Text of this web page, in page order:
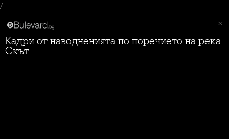
/
Кадри от наводненията по поречието на река
Скът